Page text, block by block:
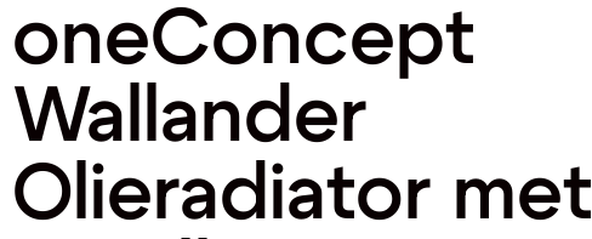
oneConcept
Wallander
Olieradiator met